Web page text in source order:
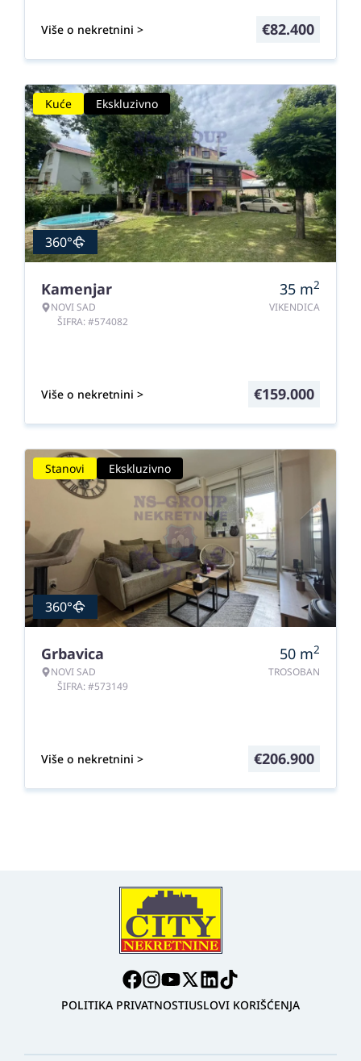
Više o nekretnini > €82.400
Kuće Ekskluzivno
360°
Kamenjar
NOVI SAD
ŠIFRA: #574082
35 m2
VIKENDICA
Više o nekretnini > €159.000
Stanovi Ekskluzivno
360°
Grbavica
NOVI SAD
ŠIFRA: #573149
50 m2
TROSOBAN
Više o nekretnini > €206.900
POLITIKA PRIVATNOSTIUSLOVI KORIŠĆENJA